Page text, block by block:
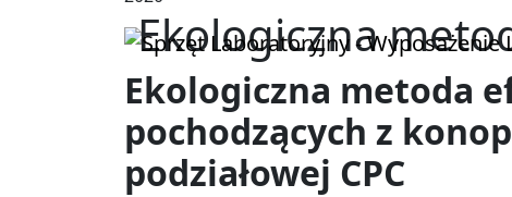
Ekologiczna
Ekologiczna metoda
pochodzących z
podziałowej CPC